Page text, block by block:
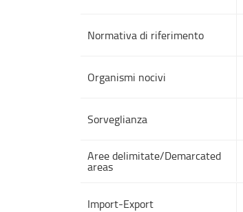
Normativa di riferimento
Organismi nocivi
Sorveglianza
Aree delimitate/Demarcated
areas
Import-Export